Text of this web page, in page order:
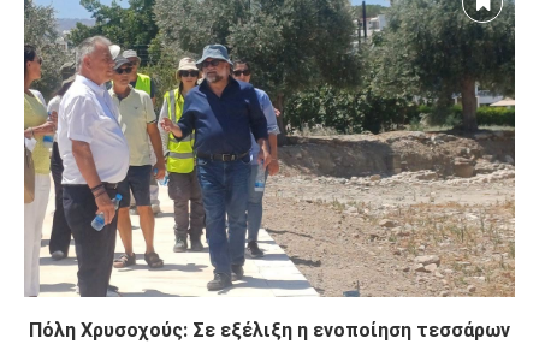
Πόλη Χρυσοχούς: Σε εξέλιξη η ενοποίηση τεσσάρων